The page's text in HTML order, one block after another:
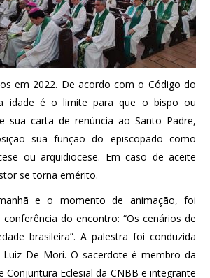
em 2022. De acordo com o Código do
idade é o limite para que o bispo ou
sua carta de renúncia ao Santo Padre,
sua função do episcopado como
ou arquidiocese. Em caso de aceite
se torna emérito.
e o momento de animação, foi
do encontro: “Os cenários de
brasileira”. A palestra foi conduzida
Luiz De Mori. O sacerdote é membro da
Conjuntura Eclesial da CNBB e integrante